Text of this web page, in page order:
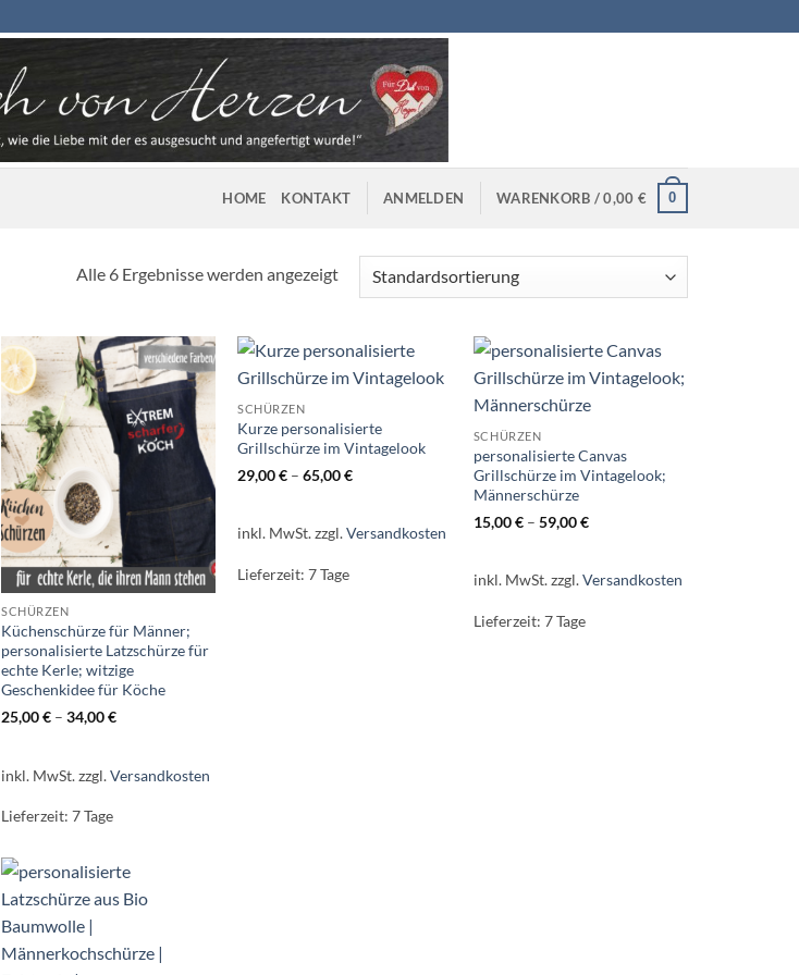
HOME KONTAKT ANMELDEN WARENKORB /0,00 € 0
Alle 6 Ergebnisse werden angezeigt
SCHÜRZEN
Küchenschürze für Männer;
personalisierte Latzschürze für
echte Kerle; witzige
Geschenkidee für Köche
25,00€ –34,00€
inkl. MwSt.zzgl.Versandkosten
Lieferzeit:7 Tage
SCHÜRZEN
Kurze personalisierte
Grillschürze im Vintagelook
29,00€ –65,00€
inkl. MwSt.zzgl.Versandkosten
Lieferzeit:7 Tage
SCHÜRZEN
personalisierte Canvas
Grillschürze im Vintagelook;
Männerschürze
15,00€– 59,00€
inkl. MwSt.zzgl.Versandkosten
Lieferzeit: 7 Tage